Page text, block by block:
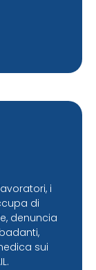
i
di
denuncia
sui